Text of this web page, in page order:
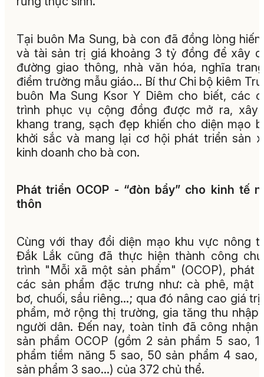
Tại buôn Ma Sung, bà con đã đồng lòng
và tài sản trị giá khoảng 3 tỷ đồng để xây
đường giao thông, nhà văn hóa, nghĩa
điểm trường mẫu giáo… Bí thư Chi bộ kiêm
buôn Ma Sung Ksor Y Diêm cho biết, các
trình phục vụ cộng đồng được mở ra, xây
khang trang, sạch đẹp khiến cho diện mạo
khởi sắc và mang lại cơ hội phát triển sản
kinh doanh cho bà con.
Phát triển OCOP - “đòn bẩy” cho kinh tế
thôn
Cùng với thay đổi diện mạo khu vực nông
Đắk Lắk cũng đã thực hiện thành công
trình "Mỗi xã một sản phẩm" (OCOP), phát
các sản phẩm đặc trưng như: cà phê, mật
bơ, chuối, sầu riêng...; qua đó nâng cao giá trị
phẩm, mở rộng thị trường, gia tăng thu nhập
người dân. Đến nay, toàn tỉnh đã công nhận
sản phẩm OCOP (gồm 2 sản phẩm 5 sao, 1
phẩm tiềm năng 5 sao, 50 sản phẩm 4 sao,
sản phẩm 3 sao...) của 372 chủ thể.